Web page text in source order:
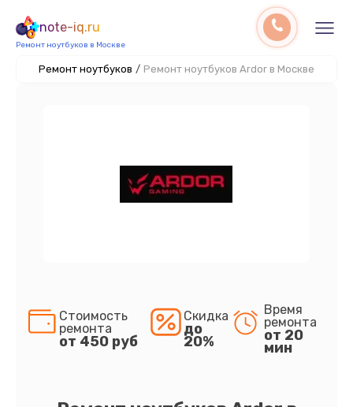
note-iq.ru
Ремонт ноутбуков в Москве
Ремонт ноутбуков / Ремонт ноутбуков Ardor в Москве
Стоимость
ремонта
от 450 руб
Скидка
до
20%
Время
ремонта
от 20
мин